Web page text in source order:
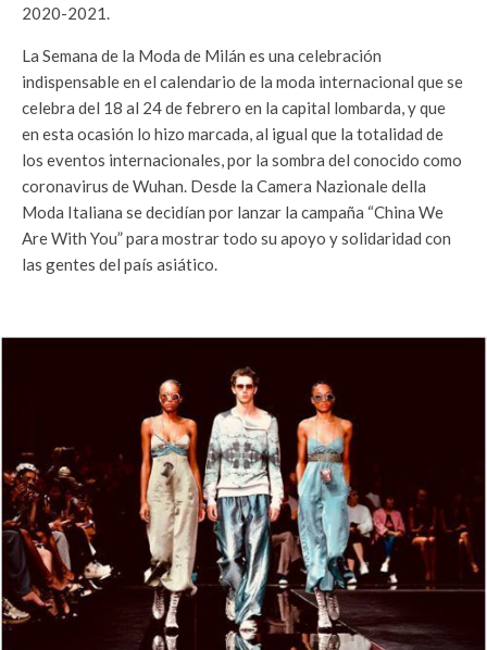
2020-2021.
La Semana de la Moda de Milán es una celebración
indispensable en el calendario de la moda internacional que se
celebra del 18 al 24 de febrero en la capital lombarda, y que
en esta ocasión lo hizo marcada, al igual que la totalidad de
los eventos internacionales, por la sombra del conocido como
coronavirus de Wuhan. Desde la Camera Nazionale della
Moda Italiana se decidían por lanzar la campaña “China We
Are With You” para mostrar todo su apoyo y solidaridad con
las gentes del país asiático.